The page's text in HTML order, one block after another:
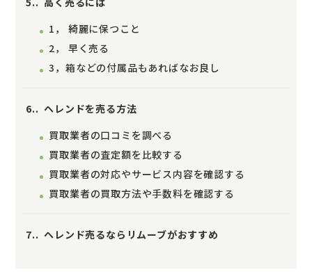
1， 綺麗に保つこと
2， 早く売る
3，箱などの付属品もあればなお良し
6.
ヘレンドを売る方法
買取業者の口コミを調べる
買取業者の査定額を比較する
買取業者の対応やサービス内容を確認する
買取業者の買取方法や手数料を確認する
7. ヘレンド売るならリムーブがおすすめ